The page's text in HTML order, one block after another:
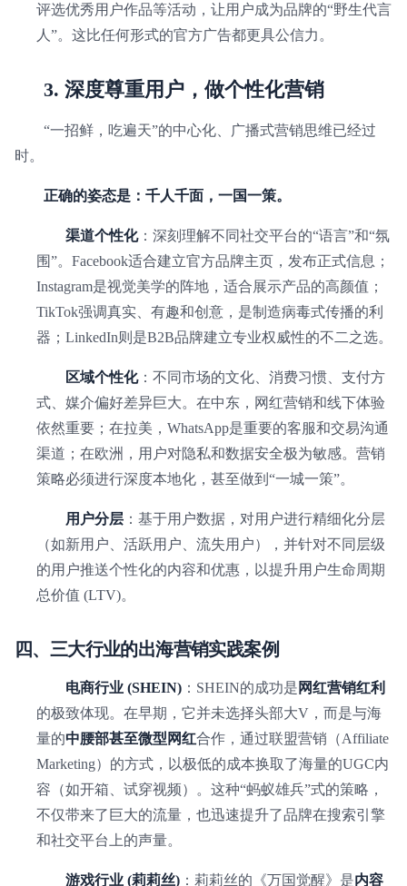
评选优秀用户作品等活动，让用户成为品牌的“野生代言
人”。这比任何形式的官方广告都更具公信力。
3. 深度尊重用户，做个性化营销
“一招鲜，吃遍天”的中心化、广播式营销思维已经过
时。
正确的姿态是：千人千面，一国一策。
渠道个性化：深刻理解不同社交平台的“语言”和“氛
围”。Facebook适合建立官方品牌主页，发布正式信息；
Instagram是视觉美学的阵地，适合展示产品的高颜值；
TikTok强调真实、有趣和创意，是制造病毒式传播的利
器；LinkedIn则是B2B品牌建立专业权威性的不二之选。
区域个性化：不同市场的文化、消费习惯、支付方
式、媒介偏好差异巨大。在中东，网红营销和线下体验
依然重要；在拉美，WhatsApp是重要的客服和交易沟通
渠道；在欧洲，用户对隐私和数据安全极为敏感。营销
策略必须进行深度本地化，甚至做到“一城一策”。
用户分层 ：基于用户数据，对用户进行精细化分层
（如新用户、活跃用户、流失用户），并针对不同层级
的用户推送个性化的内容和优惠，以提升用户生命周期
总价值 (LTV)。
四、三大行业的出海营销实践案例
电商行业 (SHEIN) ：SHEIN的成功是 网红营销红利
的极致体现。在早期，它并未选择头部大V，而是与海
量的中腰部甚至微型网红合作，通过联盟营销（Affiliate
Marketing）的方式，以极低的成本换取了海量的UGC内
容（如开箱、试穿视频）。这种“蚂蚁雄兵”式的策略，
不仅带来了巨大的流量，也迅速提升了品牌在搜索引擎
和社交平台上的声量。
游戏行业 (莉莉丝) ：莉莉丝的《万国觉醒》是内容